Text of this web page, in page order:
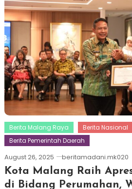
Berita Malang Raya
Berita Nasional
Berita Pemerintah Daerah
August 26, 2025 beritamadani.mk020
Kota Malang Raih
di Bidang Perumahan,